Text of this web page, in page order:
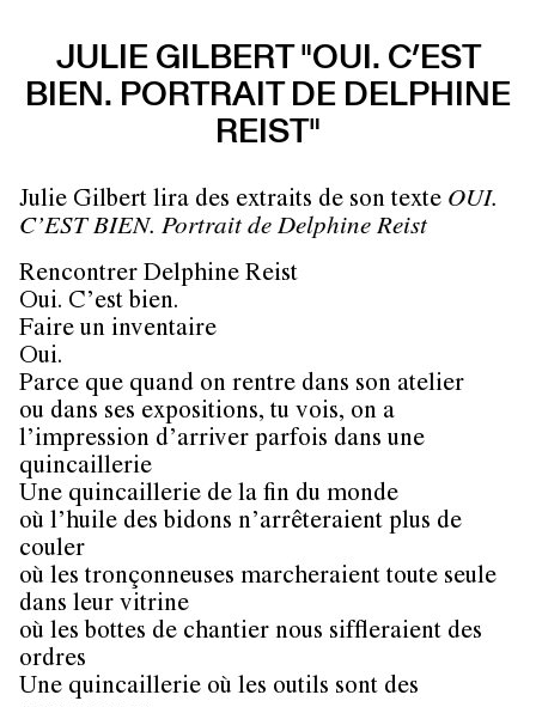
JULIE GILBERT "OUI. C’EST
BIEN. PORTRAIT DE DELPHINE
REIST"
Julie Gilbert lira des extraits de son texte OUI.
C’EST BIEN. Portrait de Delphine Reist
Rencontrer Delphine Reist
Oui. C’est bien.
Faire un inventaire
Oui.
Parce que quand on rentre dans son atelier
ou dans ses expositions, tu vois, on a
l’impression d’arriver parfois dans une
quincaillerie
Une quincaillerie de la fin du monde
où l’huile des bidons n’arrêteraient plus de
couler
où les tronçonneuses marcheraient toute seule
dans leur vitrine
où les bottes de chantier nous siffleraient des
ordres
Une quincaillerie où les outils sont des